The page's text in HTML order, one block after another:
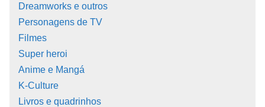
Dreamworks e outros
Personagens de TV
Filmes
Super heroi
Anime e Mangá
K-Culture
Livros e quadrinhos